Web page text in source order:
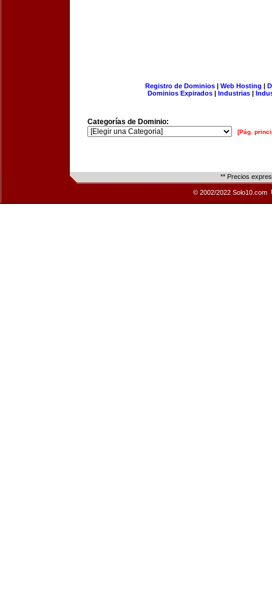
Registro de Dominios| Web Hosting |
Dominios Expirados | Industrias |
Categorías de Dominio:
[Pág.
** Precios
© 2002/2022 Solo10.com